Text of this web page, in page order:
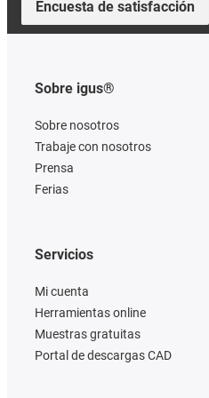
Encuesta de satisfacción
Sobre igus®
Sobre nosotros
Trabaje con nosotros
Prensa
Ferias
Servicios
Mi cuenta
Herramientas online
Muestras gratuitas
Portal de descargas CAD